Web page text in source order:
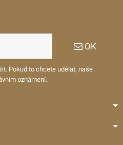
OK
Pokud to chcete udělat, naše
oznámení.